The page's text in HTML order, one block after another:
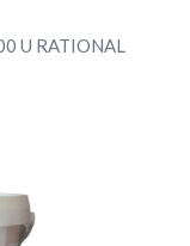
U RATIONAL